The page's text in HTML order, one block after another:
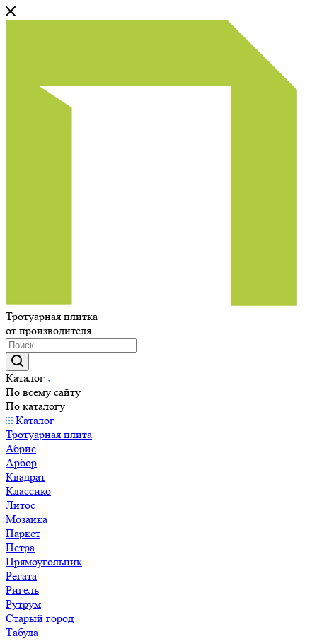
Тротуарная плитка
от производителя
Каталог
По всему сайту
По каталогу
Каталог
Тротуарная плита
Абрис
Арбор
Квадрат
Классико
Литос
Мозаика
Паркет
Петра
Прямоугольник
Регата
Ригель
Рутрум
Старый город
Табула